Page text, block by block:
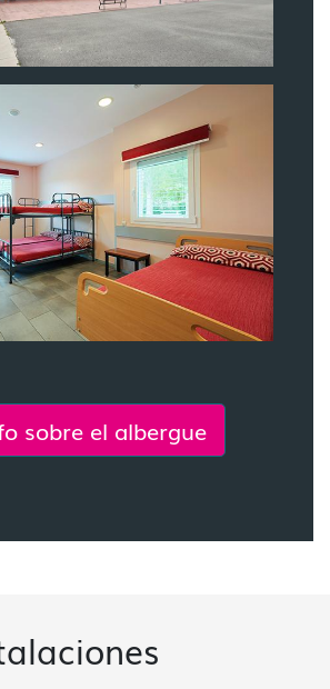
sobre el albergue